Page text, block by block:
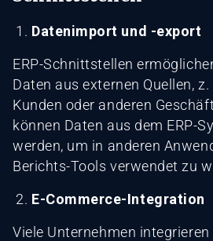
Datenimport und -export
ERP-Schnittstellen
Daten aus externen Quellen,
Kunden oder anderen
können Daten aus dem ERP-
werden, um in anderen
Berichts-Tools verwendet zu
E-Commerce-Integration
Viele Unternehmen integrieren